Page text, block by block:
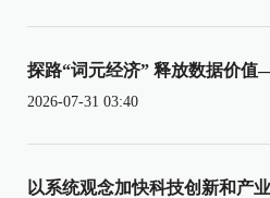
探路“词元经济” 释放数据价
2026-07-31 03:40
以系统观念加快科技创新和产